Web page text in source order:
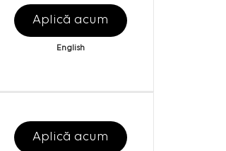
Aplică acum
English
Aplică acum